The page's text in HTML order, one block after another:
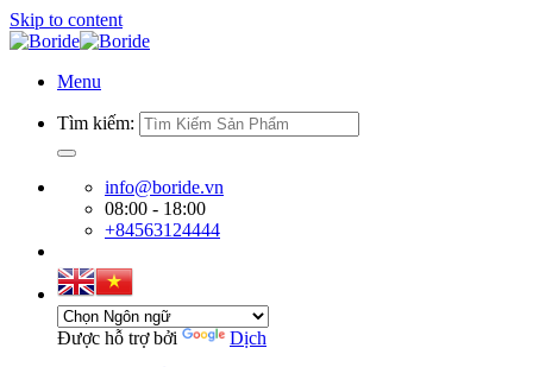
Skip to content
Menu
Tìm kiếm:
info@boride.vn
08:00 - 18:00
+84563124444
Được hỗ trợ bởi
Dịch